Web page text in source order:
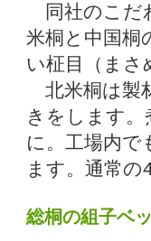
同社のこだ
米桐と中国桐
い柾目（まさ
北米桐は製
きをします
に。工場内
ます。通常
総桐の組子ベ